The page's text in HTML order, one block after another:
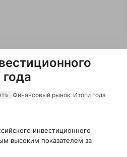
Финансовый рынок. Итоги года
инвестиционного
высоким показателем за